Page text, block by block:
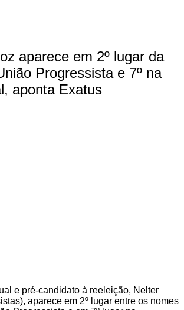
aparece em 2º lugar da
Progressista e 7º na
aponta Exatus
e pré-candidato à reeleição, Nelter
aparece em 2º lugar entre os nomes